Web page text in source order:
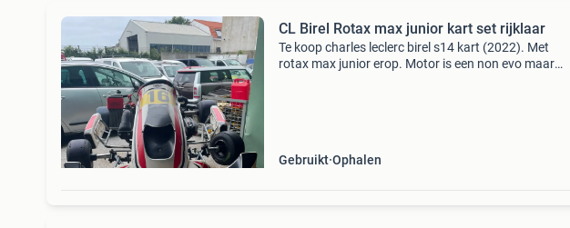
CL Birel Rotax max junior kart set rijklaar
Te koop charles leclerc birel s14 kart (2022). Met
rotax max junior erop. Motor is een non evo maar
Gebruikt Ophalen